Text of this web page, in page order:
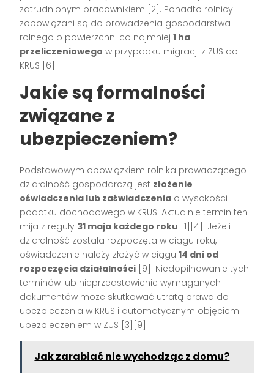
zatrudnionym pracownikiem [2]. Ponadto rolnicy
zobowiązani są do prowadzenia gospodarstwa
rolnego o powierzchni co najmniej1 ha
przeliczeniowego w przypadku migracji z ZUS do
KRUS [6].
Jakie są formalności
związane z
ubezpieczeniem?
Podstawowym obowiązkiem rolnika prowadzącego
działalność gospodarczą jest złożenie
oświadczenia lub zaświadczenia o wysokości
podatku dochodowego w KRUS. Aktualnie termin ten
mija z reguły 31 maja każdego roku [1][4]. Jeżeli
działalność została rozpoczęta w ciągu roku,
oświadczenie należy złożyć w ciągu14 dni od
rozpoczęcia działalności [9]. Niedopilnowanie tych
terminów lub nieprzedstawienie wymaganych
dokumentów może skutkować utratą prawa do
ubezpieczenia w KRUS i automatycznym objęciem
ubezpieczeniem w ZUS [3][9].
Jak zarabiać nie wychodząc z domu?